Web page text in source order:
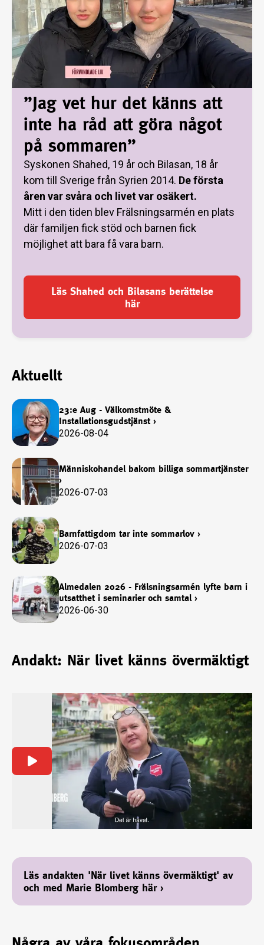
”Jag vet hur det känns att
inte ha råd att göra något
på sommaren”
Syskonen Shahed, 19 år och Bilasan, 18 år
kom till Sverige från Syrien 2014. De första
åren var svåra och livet var osäkert.
Mitt i den tiden blev Frälsningsarmén en plats
där familjen fick stöd och barnen fick
möjlighet att bara få vara barn.
Läs Shahed och Bilasans berättelse
här
Aktuellt
23:e Aug - Välkomstmöte &
Installationsgudstjänst ›
2026-08-04
Människohandel bakom billiga sommartjänster
›
2026-07-03
Barnfattigdom tar inte sommarlov ›
2026-07-03
Almedalen 2026 - Frälsningsarmén lyfte barn i
utsatthet i seminarier och samtal›
2026-06-30
Andakt: När livet känns övermäktigt
Läs andakten 'När livet känns övermäktigt' av
och med Marie Blomberg här›